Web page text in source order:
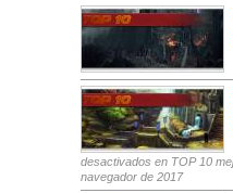
desactivados en TOP 10
navegador de 2017